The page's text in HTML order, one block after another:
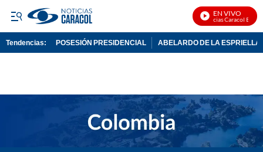
EN VIVO
Noticias Caracol En Vivo
Tendencias: POSESIÓN PRESIDENCIAL ABELARDO DE LA ESPRIELLA